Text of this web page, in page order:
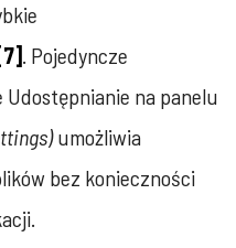
. Pojedyncze
na panelu
umożliwia
bez konieczności